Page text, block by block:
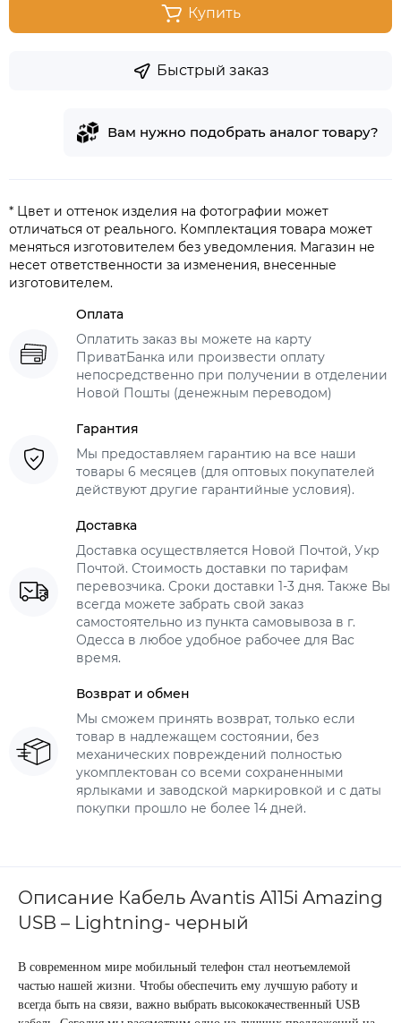
Купить
Быстрый заказ
Вам нужно подобрать аналог товару?
* Цвет и оттенок изделия на фотографии может
отличаться от реального. Комплектация товара может
меняться изготовителем без уведомления. Магазин не
несет ответственности за изменения, внесенные
изготовителем.
Оплата
Оплатить заказ вы можете на карту
ПриватБанка или произвести оплату
непосредственно при получении в отделении
Новой Пошты (денежным переводом)
Гарантия
Мы предоставляем гарантию на все наши
товары 6 месяцев (для оптовых покупателей
действуют другие гарантийные условия).
Доставка
Доставка осуществляется Новой Почтой, Укр
Почтой. Стоимость доставки по тарифам
перевозчика. Сроки доставки 1-3 дня. Также Вы
всегда можете забрать свой заказ
самостоятельно из пункта самовывоза в г.
Одесса в любое удобное рабочее для Вас
время.
Возврат и обмен
Мы сможем принять возврат, только если
товар в надлежащем состоянии, без
механических повреждений полностью
укомплектован со всеми сохраненными
ярлыками и заводской маркировкой и с даты
покупки прошло не более 14 дней.
Описание Кабель Avantis A115i Amazing
USB – Lightning- черный
В современном мире мобильный телефон стал неотъемлемой
частью нашей жизни. Чтобы обеспечить ему лучшую работу и
всегда быть на связи, важно выбрать высококачественный USB